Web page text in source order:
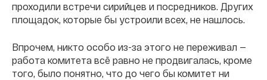
проходили встречи сирийцев и посредников. Других
площадок, которые бы устроили всех, не нашлось.
Впрочем, никто особо из-за этого не переживал —
работа комитета всё равно не продвигалась, кроме
того, было понятно, что до чего бы комитет ни